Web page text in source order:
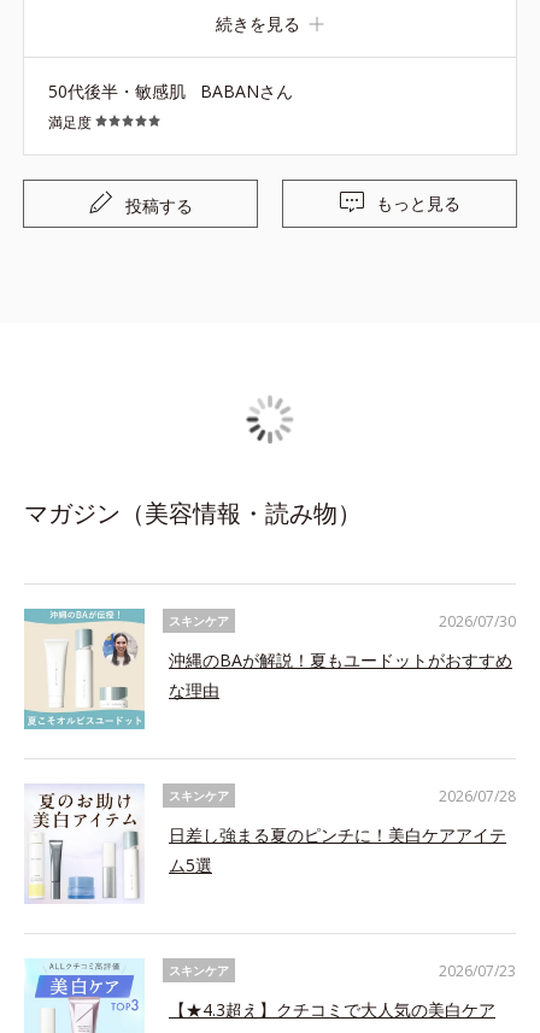
『クリーンエース』無くなっちゃうのか不安です。価格な
続きを見る
50代後半・敏感肌 BABANさん
満足度
投稿する もっと見る
マガジン（美容情報・読み物）
スキンケア
沖縄のBAが解説！夏もユードットがおすすめ
な理由
2026/07/30
スキンケア
日差し強まる夏のピンチに！美白ケアアイテ
ム5選
2026/07/28
スキンケア
【★4.3超え】クチコミで大人気の美白ケア
2026/07/23